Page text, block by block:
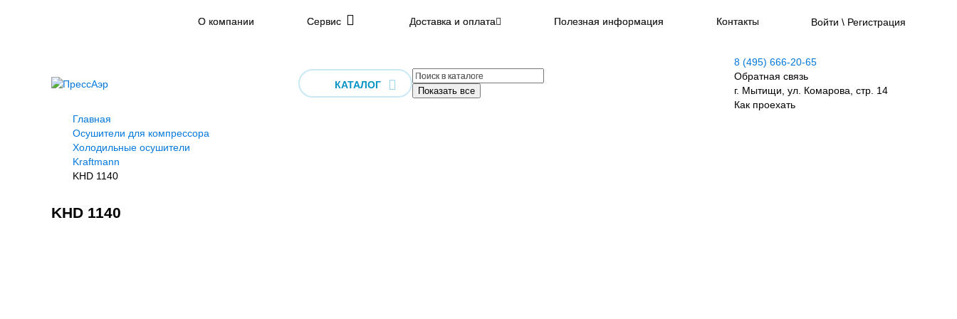
О компании Сервис Доставка и оплата Полезная информация Контакты Войти \ Регистрация
КАТАЛОГ
Показать все
8 (495) 666-20-65
Обратная связь
г. Мытищи, ул. Комарова, стр. 14
Как проехать
Главная
Осушители для компрессора
Холодильные осушители
Kraftmann
KHD 1140
KHD 1140